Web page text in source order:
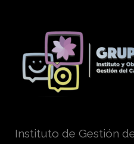
Instituto de Gestión